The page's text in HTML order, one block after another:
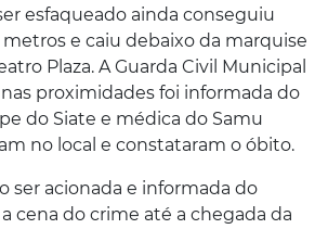
esfaqueado ainda conseguiu
e caiu debaixo da marquise
Plaza. A Guarda Civil Municipal
proximidades foi informada do
do Siate e médica do Samu
no local e constataram o óbito.
ser acionada e informada do
cena do crime até a chegada da